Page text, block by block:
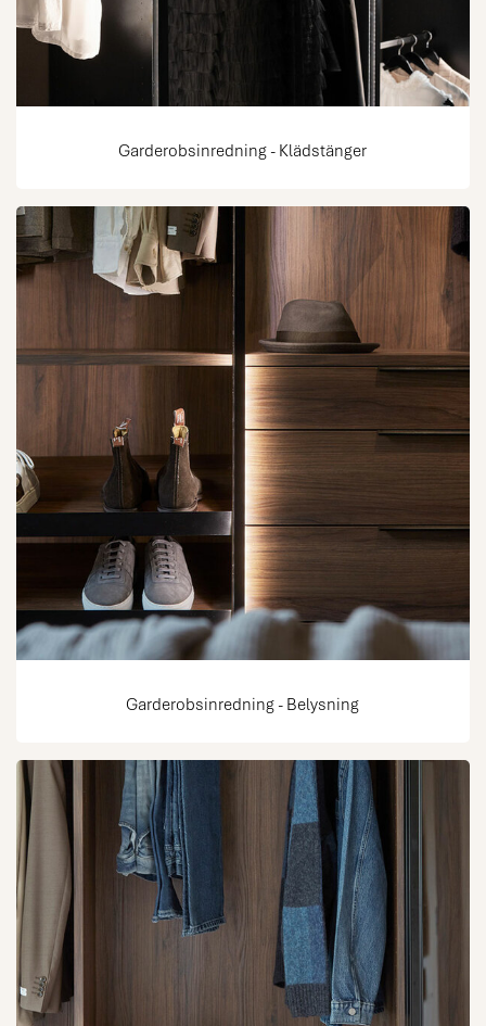
Garderobsinredning - Klädstänger
Garderobsinredning - Belysning